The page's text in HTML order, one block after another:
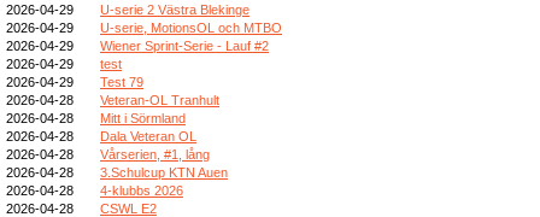
2026-04-29
U-serie 2 Västra Blekinge
2026-04-29
U-serie, MotionsOL och MTBO
2026-04-29
Wiener Sprint-Serie - Lauf #2
2026-04-29
test
2026-04-29
Test 79
2026-04-28
Veteran-OL Tranhult
2026-04-28
Mitt i Sörmland
2026-04-28
Dala Veteran OL
2026-04-28
Vårserien, #1, lång
2026-04-28
3.Schulcup KTN Auen
2026-04-28
4-klubbs 2026
2026-04-28
CSWL E2